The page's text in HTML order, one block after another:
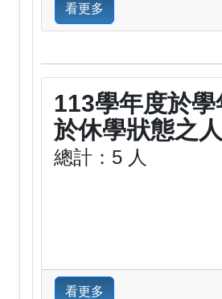
看更多
113學年度於學
於休學狀態之
總計：5 人
看更多